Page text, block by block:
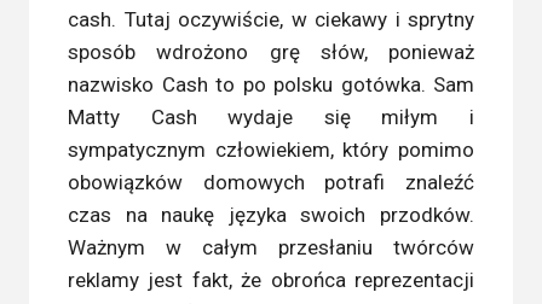
cash. Tutaj oczywiście, w ciekawy i sprytny
sposób wdrożono grę słów, ponieważ
nazwisko Cash to po polsku gotówka. Sam
Matty Cash wydaje się miłym i
sympatycznym człowiekiem, który pomimo
obowiązków domowych potrafi znaleźć
czas na naukę języka swoich przodków.
Ważnym w całym przesłaniu twórców
reklamy jest fakt, że obrońca reprezentacji